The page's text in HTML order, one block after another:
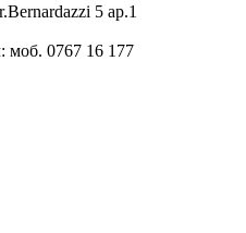
5 ap.1
0767 16 177